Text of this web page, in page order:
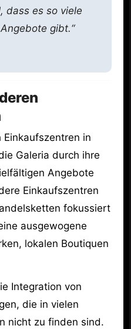
dass es so viele
gibt.“
Einkaufszentren in
Galeria durch ihre
Angebote
Einkaufszentren
fokussiert
ausgewogene
lokalen Boutiquen
Integration von
die in vielen
nicht zu finden sind.